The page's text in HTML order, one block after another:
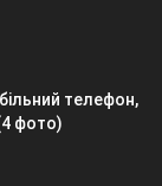
телефон,
фото)